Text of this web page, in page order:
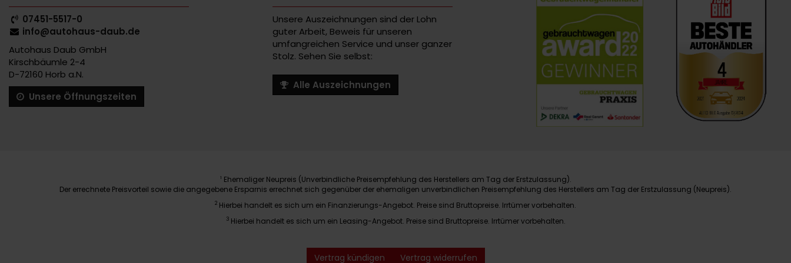
07451-5517-0
info@autohaus-daub.de
Autohaus Daub GmbH
Kirschbäumle 2-4
D-72160 Horb a.N.
Unsere Öffnungszeiten
Unsere Auszeichnungen sind der Lohn
guter Arbeit, Beweis für unseren
umfangreichen Service und unser ganzer
Stolz. Sehen Sie selbst:
Alle Auszeichnungen
1 Ehemaliger Neupreis (Unverbindliche Preisempfehlung des Herstellers am Tag der Erstzulassung).
Der errechnete Preisvorteil sowie die angegebene Ersparnis errechnet sich gegenüber der ehemaligen unverbindlichen Preisempfehlung des Herstellers am Tag der Erstzulassung (Neupreis).
2 Hierbei handelt es sich um ein Finanzierungs-Angebot. Preise sind Bruttopreise. Irrtümer vorbehalten.
3 Hierbei handelt es sich um ein Leasing-Angebot. Preise sind Bruttopreise. Irrtümer vorbehalten.
Vertrag kündigen Vertrag widerrufen